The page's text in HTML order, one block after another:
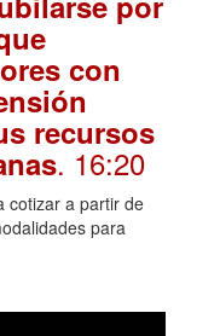
con
recursos
. 16:20
cotizar a partir de
para